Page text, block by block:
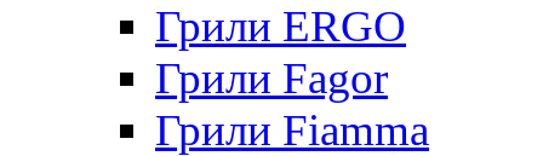
Грили ERGO
Грили Fagor
Грили Fiamma